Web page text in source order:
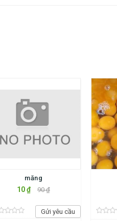
măng
10 ₫ 90 ₫
Gửi yêu cầu